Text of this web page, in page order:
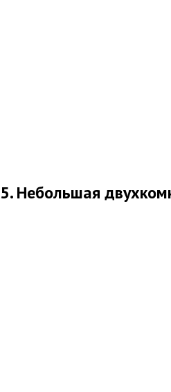
5. Небольшая